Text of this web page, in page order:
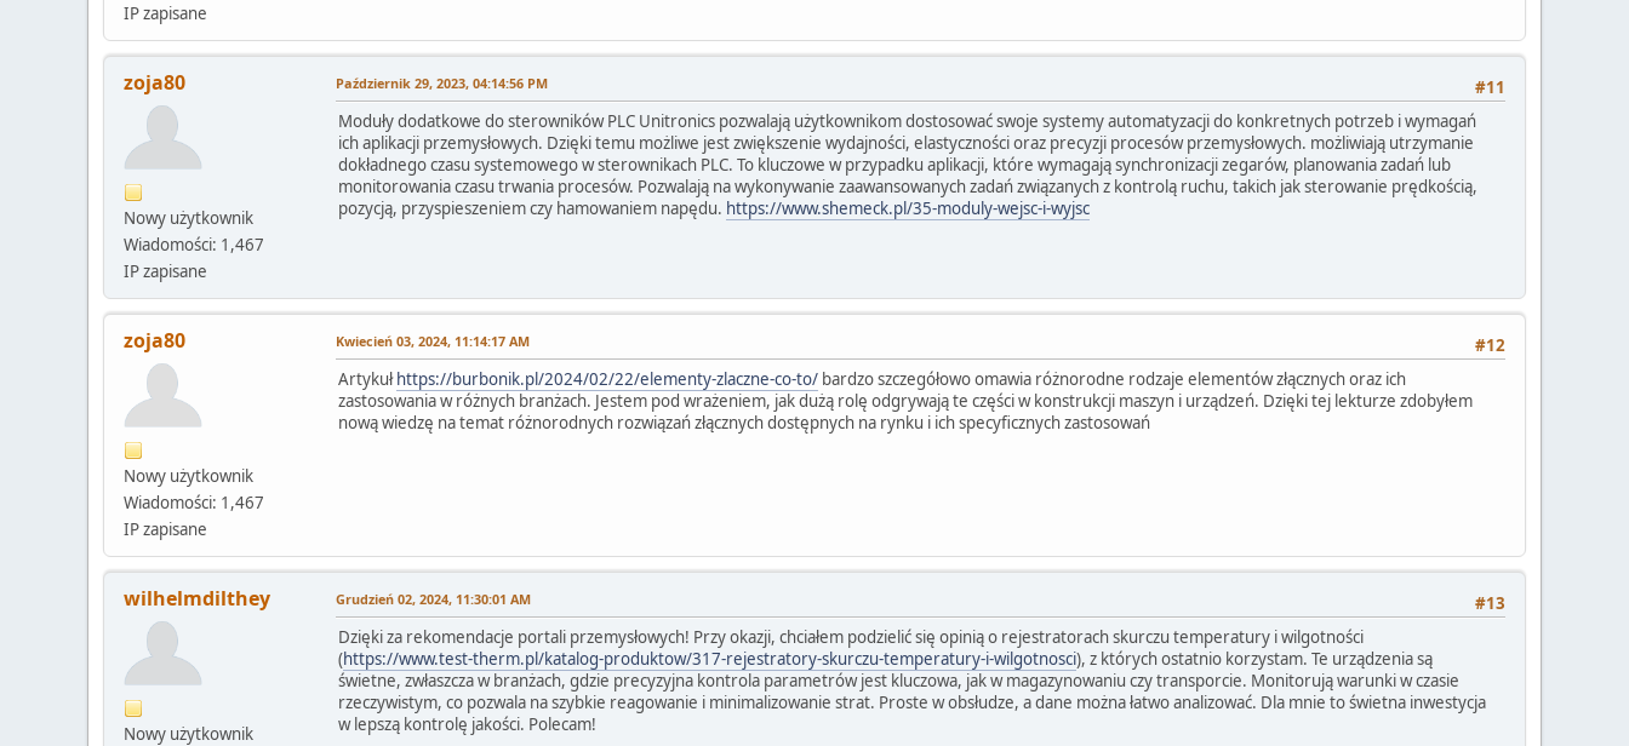
IP zapisane
zoja80
Nowy użytkownik
Wiadomości: 1,467
IP zapisane
#11
Październik 29, 2023, 04:14:56 PM
Moduły dodatkowe do sterowników PLC Unitronics pozwalają użytkownikom dostosować swoje systemy automatyzacji do konkretnych potrzeb i wymagań
ich aplikacji przemysłowych. Dzięki temu możliwe jest zwiększenie wydajności, elastyczności oraz precyzji procesów przemysłowych. możliwiają utrzymanie
dokładnego czasu systemowego w sterownikach PLC. To kluczowe w przypadku aplikacji, które wymagają synchronizacji zegarów, planowania zadań lub
monitorowania czasu trwania procesów. Pozwalają na wykonywanie zaawansowanych zadań związanych z kontrolą ruchu, takich jak sterowanie prędkością,
pozycją, przyspieszeniem czy hamowaniem napędu. https://www.shemeck.pl/35-moduly-wejsc-i-wyjsc
zoja80
Nowy użytkownik
Wiadomości: 1,467
IP zapisane
#12
Kwiecień 03, 2024, 11:14:17 AM
Artykułhttps://burbonik.pl/2024/02/22/elementy-zlaczne-co-to/ bardzo szczegółowo omawia różnorodne rodzaje elementów złącznych oraz ich
zastosowania w różnych branżach. Jestem pod wrażeniem, jak dużą rolę odgrywają te części w konstrukcji maszyn i urządzeń. Dzięki tej lekturze zdobyłem
nową wiedzę na temat różnorodnych rozwiązań złącznych dostępnych na rynku i ich specyficznych zastosowań
wilhelmdilthey
Nowy użytkownik
#13
Grudzień 02, 2024, 11:30:01 AM
Dzięki za rekomendacje portali przemysłowych! Przy okazji, chciałem podzielić się opinią o rejestratorach skurczu temperatury i wilgotności
(https://www.test-therm.pl/katalog-produktow/317-rejestratory-skurczu-temperatury-i-wilgotnosci), z których ostatnio korzystam. Te urządzenia są
świetne, zwłaszcza w branżach, gdzie precyzyjna kontrola parametrów jest kluczowa, jak w magazynowaniu czy transporcie. Monitorują warunki w czasie
rzeczywistym, co pozwala na szybkie reagowanie i minimalizowanie strat. Proste w obsłudze, a dane można łatwo analizować. Dla mnie to świetna inwestycja
w lepszą kontrolę jakości. Polecam!